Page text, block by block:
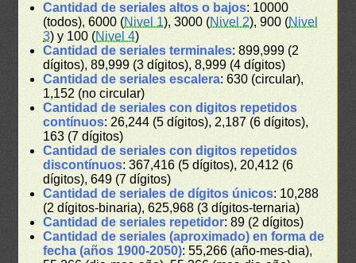
Cantidad de seriales altos o bajos: 10000
(todos), 6000 (Nivel 1), 3000 (Nivel 2), 900 (Nivel
3) y 100 (Nivel 4)
Cantidad de seriales terminales: 899,999 (2
dígitos), 89,999 (3 dígitos), 8,999 (4 dígitos)
Cantidad de seriales escalera: 630 (circular),
1,152 (no circular)
Cantidad de seriales con digitos repetidos
contínuos: 26,244 (5 dígitos), 2,187 (6 dígitos),
163 (7 dígitos)
Cantidad de seriales con digitos repetidos
discontínuos: 367,416 (5 dígitos), 20,412 (6
dígitos), 649 (7 dígitos)
Cantidad de seriales de dígitos únicos: 10,288
(2 dígitos-binaria), 625,968 (3 dígitos-ternaria)
Cantidad de seriales repetidor: 89 (2 dígitos)
Cantidad de seriales (aproximado) en forma de
fecha (años 1900-2050): 55,266 (año-mes-dia),